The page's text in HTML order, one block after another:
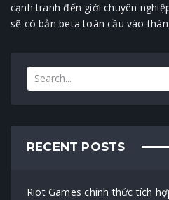
cạnh tranh đến giới chuyên
sẽ có bản beta toàn cầu vào
RECENT POSTS
Riot Games chính thức tích